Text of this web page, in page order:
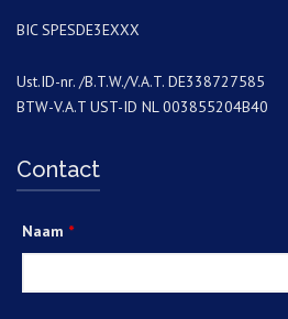
BIC SPESDE3EXXX
Ust.ID-nr. /B.T.W./V.A.T. DE338727585
BTW-V.A.T UST-ID NL 003855204B40
Contact
Naam *